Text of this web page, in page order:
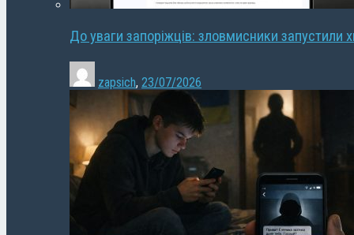
До уваги запоріжців: зловмисники запустили
zapsich, 23/07/2026